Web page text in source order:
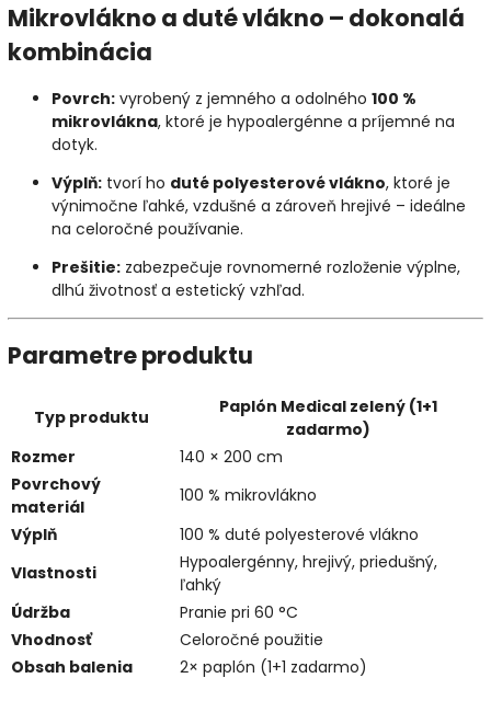
Mikrovlákno a duté vlákno – dokonalá
kombinácia
Povrch: vyrobený z jemného a odolného 100 %
mikrovlákna, ktoré je hypoalergénne a príjemné na
dotyk.
Výplň: tvorí ho duté polyesterové vlákno, ktoré je
výnimočne ľahké, vzdušné a zároveň hrejivé – ideálne
na celoročné používanie.
Prešitie: zabezpečuje rovnomerné rozloženie výplne,
dlhú životnosť a estetický vzhľad.
Parametre produktu
Typ produktu
Paplón Medical zelený (1+1
zadarmo)
Rozmer
140 × 200 cm
Povrchový
materiál
100 % mikrovlákno
Výplň
100 % duté polyesterové vlákno
Vlastnosti
Hypoalergénny, hrejivý, priedušný,
ľahký
Údržba
Pranie pri 60 °C
Vhodnosť
Celoročné použitie
Obsah balenia
2× paplón (1+1 zadarmo)